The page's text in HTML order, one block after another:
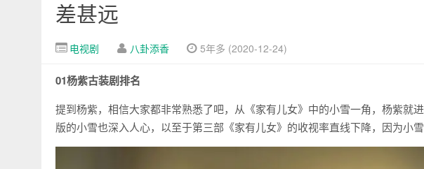
差甚远
电视剧 八卦添香 5年多 (2020-12-24)
01杨紫古装剧排名
提到杨紫，相信大家都非常熟悉了吧，从《家有儿女》中的小雪一角，杨紫就
版的小雪也深入人心，以至于第三部《家有儿女》的收视率直线下降，因为小雪